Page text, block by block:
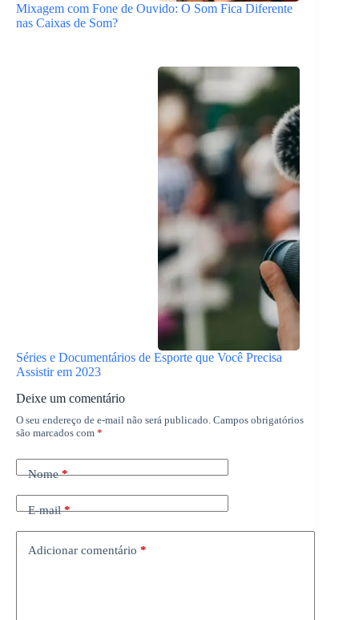
Mixagem com Fone de Ouvido: O Som Fica Diferente
nas Caixas de Som?
Séries e Documentários de Esporte que Você Precisa
Assistir em 2023
Deixe um comentário
O seu endereço de e-mail não será publicado. Campos obrigatórios
são marcados com *
Nome*
E-mail*
Adicionar comentário *